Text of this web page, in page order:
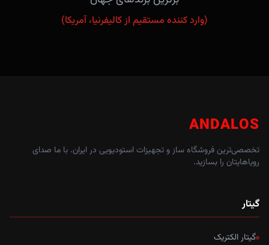
(وارد کننده مستقیم از کالیفرنیا، آمریکا)
ANDALOS
تخصصی‌ترین فروشگاه ساز و تجهیزات استودیویی در ایران. با ما صدای
رویاهایتان را بسازید.
گیتار
گیتار الکتریک